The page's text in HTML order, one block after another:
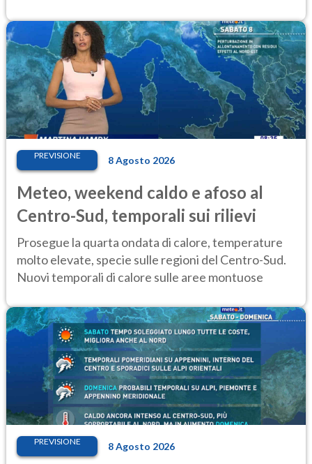
PREVISIONE 8 Agosto 2026
Meteo, weekend caldo e afoso al
Centro-Sud, temporali sui rilievi
Prosegue la quarta ondata di calore, temperature
molto elevate, specie sulle regioni del Centro-Sud.
Nuovi temporali di calore sulle aree montuose
PREVISIONE 8 Agosto 2026